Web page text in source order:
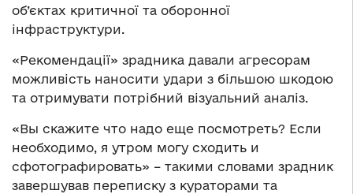
об’єктах критичної та оборонної
інфраструктури.
«Рекомендації» зрадника давали агресорам
можливість наносити удари з більшою шкодою
та отримувати потрібний візуальний аналіз.
«Вы скажите что надо еще посмотреть? Если
необходимо, я утром могу сходить и
сфотографировать» – такими словами зрадник
завершував переписку з кураторами та